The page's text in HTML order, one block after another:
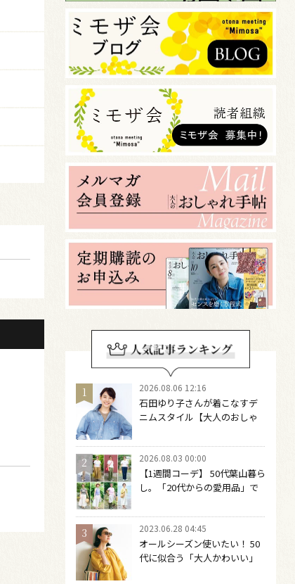
2026.08.06 12:16
石田ゆり子さんが着こなすデ
ニムスタイル【大人のおしゃ
どファッションは自由になる
2026.08.03 00:00
【1週間コーデ】 50代葉山暮ら
し。「20代からの愛用品」で
～ 桐野恵美さん #022 Emi
Kirino～
2023.06.28 04:45
オールシーズン使いたい！ 50
代に似合う「大人かわいい」